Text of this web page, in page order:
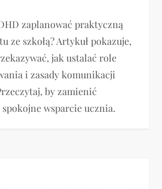
zaplanować praktyczną
ze szkołą? Artykuł pokazuje,
jak ustalać role
i zasady komunikacji
by zamienić
wsparcie ucznia.